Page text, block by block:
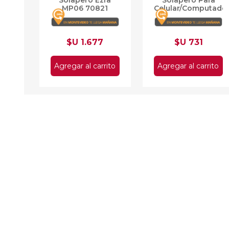
MP06 70821
$U 1.677
Agregar al carrito
Celular/
LJMKF-22
$U 731
Agregar al carrito